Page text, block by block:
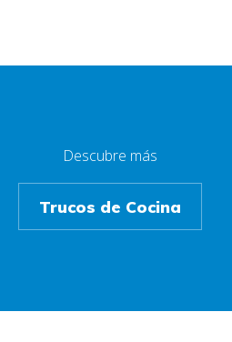
Descubre más
Trucos de Cocina